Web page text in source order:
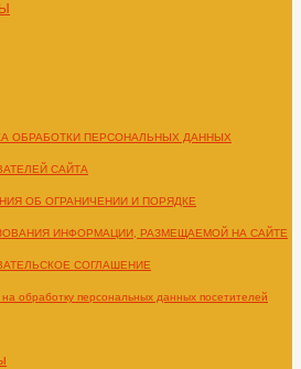
ОБРАБОТКИ ПЕРСОНАЛЬНЫХ ДАННЫХ
САЙТА
ОБ ОГРАНИЧЕНИИ И ПОРЯДКЕ
ИНФОРМАЦИИ, РАЗМЕЩАЕМОЙ НА САЙТЕ
СОГЛАШЕНИЕ
обработку персональных данных посетителей